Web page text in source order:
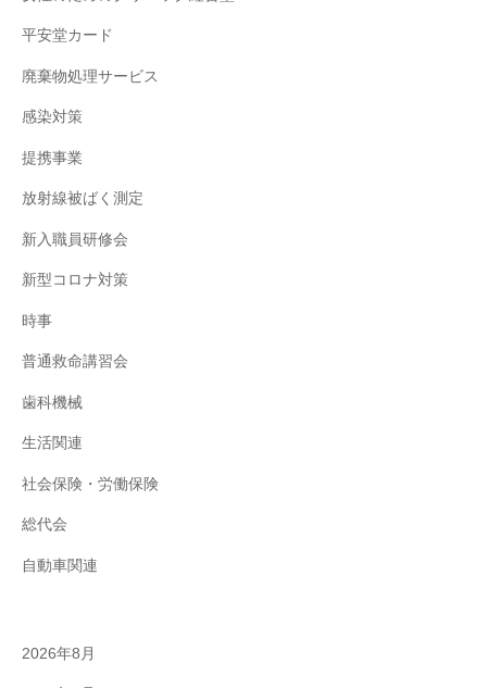
平安堂カード
廃棄物処理サービス
感染対策
提携事業
放射線被ばく測定
新入職員研修会
新型コロナ対策
時事
普通救命講習会
歯科機械
生活関連
社会保険・労働保険
総代会
自動車関連
2026年8月